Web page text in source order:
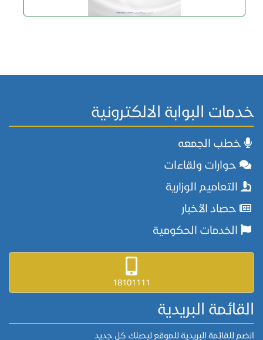
خدمات البوابة الالكترونية
خطب الجمعه
حوارات ولقاءات
التعاميم الوزارية
حصاد الأخبار
الخدمات الحكومية
18101111
القائمة البريدية
انضم للقائمة البريدية للموقع ليصلك كل جديد